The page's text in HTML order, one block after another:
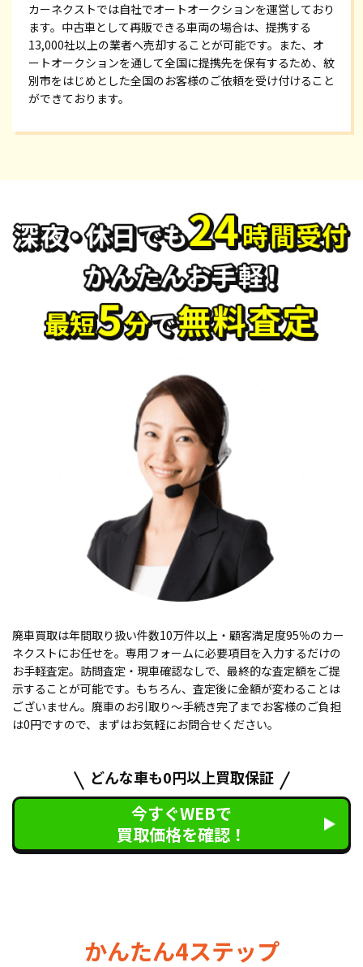
カーネクストでは自社でオートオークションを運営しており
ます。中古車として再販できる車両の場合は、提携する
13,000社以上の業者へ売却することが可能です。また、オ
ートオークションを通して全国に提携先を保有するため、紋
別市をはじめとした全国のお客様のご依頼を受け付けること
ができております。
廃車買取は年間取り扱い件数10万件以上・顧客満足度95％のカー
ネクストにお任せを。専用フォームに必要項目を入力するだけの
お手軽査定。訪問査定・現車確認なしで、最終的な査定額をご提
示することが可能です。もちろん、査定後に金額が変わることは
ございません。廃車のお引取り〜手続き完了までお客様のご負担
は0円ですので、まずはお気軽にお問合せください。
どんな車も0円以上買取保証
今すぐWEBで
買取価格を確認！
かんたん4ステップ